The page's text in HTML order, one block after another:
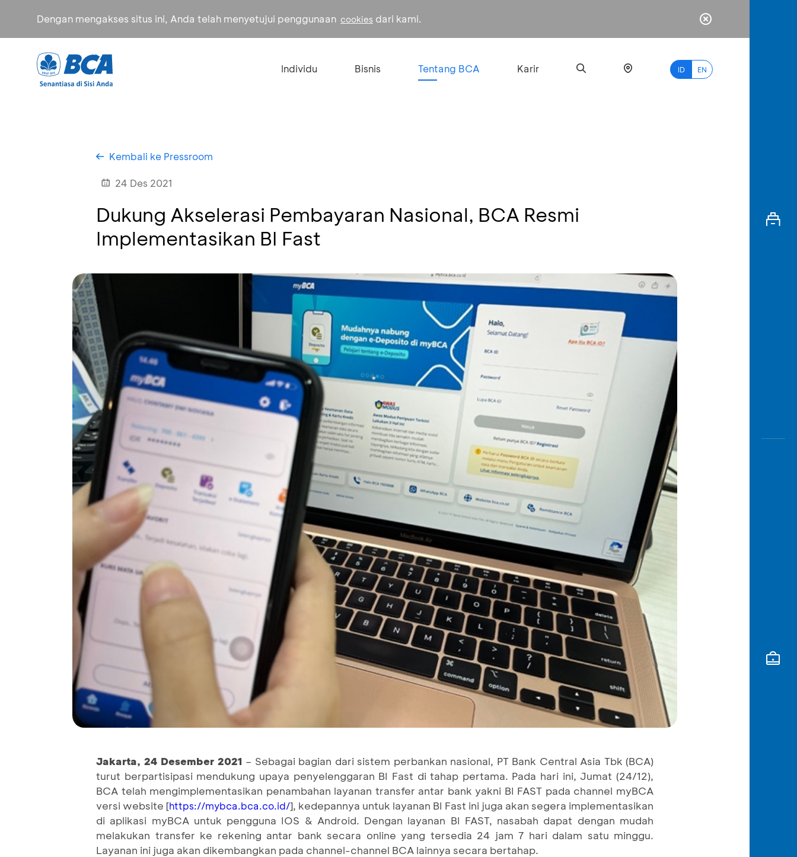
Dengan mengakses situs ini, Anda telah menyetujui penggunaan cookies dari kami.
Individu Bisnis Tentang BCA Karir ID EN
myBCA
Kembali ke Pressroom
24 Des 2021
Dukung Akselerasi Pembayaran Nasional, BCA Resmi
Implementasikan BI Fast
Jakarta, 24 Desember 2021 – Sebagai bagian dari sistem perbankan nasional, PT Bank Central Asia Tbk (BCA)
turut berpartisipasi mendukung upaya penyelenggaran BI Fast di tahap pertama. Pada hari ini, Jumat (24/12),
BCA telah mengimplementasikan penambahan layanan transfer antar bank yakni BI FAST pada channel myBCA
versi website [https://mybca.bca.co.id/], kedepannya untuk layanan BI Fast ini juga akan segera implementasikan
di aplikasi myBCA untuk pengguna IOS & Android. Dengan layanan BI FAST, nasabah dapat dengan mudah
melakukan transfer ke rekening antar bank secara online yang tersedia 24 jam 7 hari dalam satu minggu.
Layanan ini juga akan dikembangkan pada channel-channel BCA lainnya secara bertahap.